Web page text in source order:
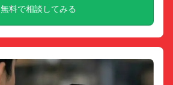
無料で相談してみる